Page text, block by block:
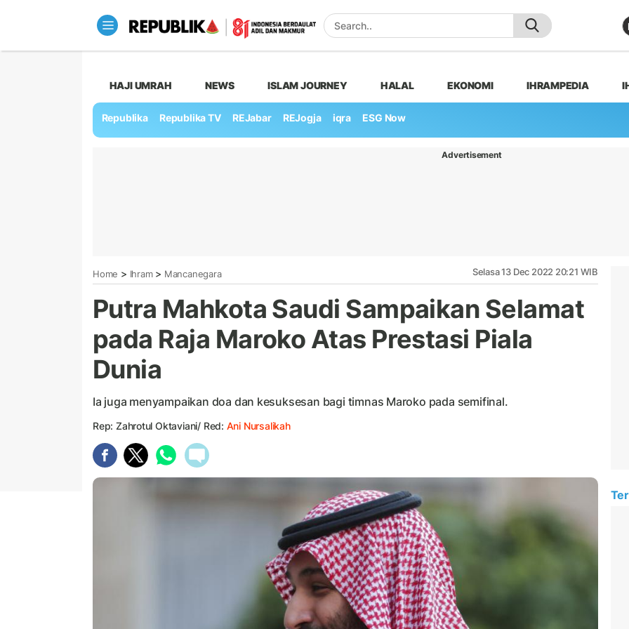
HAJI UMRAH NEWS ISLAM JOURNEY HALAL EKONOMI IHRAMPEDIA
Republika Republika TV REJabar REJogja iqra ESG Now
Advertisement
Home > Ihram> Mancanegara Selasa 13 Dec 2022 20:21 WIB
Putra Mahkota Saudi Sampaikan Selamat
pada Raja Maroko Atas Prestasi Piala
Dunia
Ia juga menyampaikan doa dan kesuksesan bagi timnas Maroko pada semifinal.
Rep: Zahrotul Oktaviani/ Red: Ani Nursalikah